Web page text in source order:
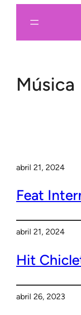
Música
abril 21, 2024
Feat
abril 21, 2024
Hit
abril 26, 2023